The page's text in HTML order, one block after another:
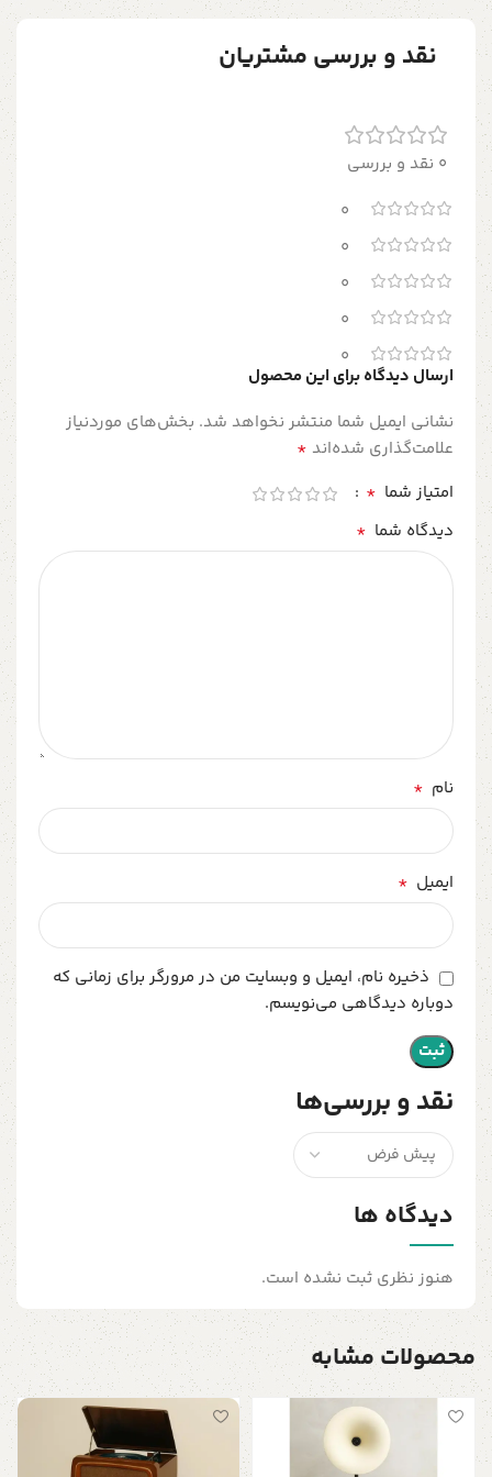
نقد و بررسی مشتریان
0 نقد و بررسی
0
0
0
0
0
نقد و بررسی‌ها
دیدگاه ها
هنوز نظری ثبت نشده است.
ارسال دیدگاه برای این محصول
نشانی ایمیل شما منتشر نخواهد شد. بخش‌های موردنیاز
علامت‌گذاری شده‌اند *
امتیاز شما *
دیدگاه شما *
نام *
ایمیل *
ذخیره نام، ایمیل و وبسایت من در مرورگر برای زمانی که
دوباره دیدگاهی می‌نویسم.
محصولات مشابه